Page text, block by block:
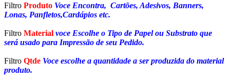
Filtro Produto Voce Encontra, Cartões, Adesivos, Banners,
Lonas, Panfletos,Cardápios etc.
Filtro Material voce Escolhe o Tipo de Papel ou Substrato que
será usado para Impressão de seu Pedido.
Filtro Qtde Voce escolhe a quantidade a ser produzida do material
produto.